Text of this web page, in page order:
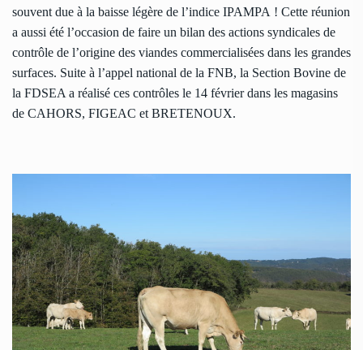
souvent due à la baisse légère de l’indice IPAMPA ! Cette réunion
a aussi été l’occasion de faire un bilan des actions syndicales de
contrôle de l’origine des viandes commercialisées dans les grandes
surfaces. Suite à l’appel national de la FNB, la Section Bovine de
la FDSEA a réalisé ces contrôles le 14 février dans les magasins
de CAHORS, FIGEAC et BRETENOUX.